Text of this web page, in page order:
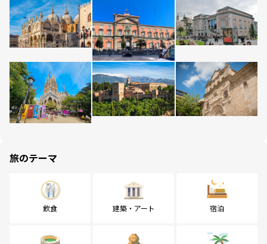
旅のテーマ
飲食 建築・アート 宿泊